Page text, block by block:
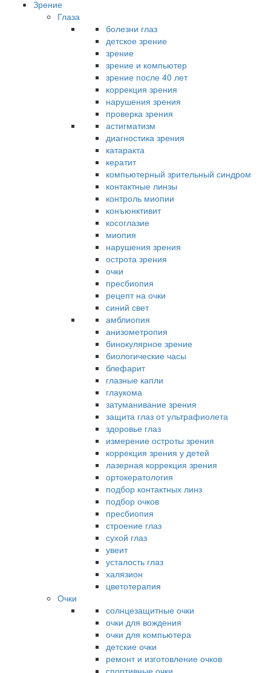
Зрение
Глаза
болезни глаз
детское зрение
зрение
зрение и компьютер
зрение после 40 лет
коррекция зрения
нарушения зрения
проверка зрения
астигматизм
диагностика зрения
катаракта
кератит
компьютерный зрительный синдром
контактные линзы
контроль миопии
конъюнктивит
косоглазие
миопия
нарушения зрения
острота зрения
очки
пресбиопия
рецепт на очки
синий свет
амблиопия
анизометропия
бинокулярное зрение
биологические часы
блефарит
глазные капли
глаукома
затуманивание зрения
защита глаз от ультрафиолета
здоровье глаз
измерение остроты зрения
коррекция зрения у детей
лазерная коррекция зрения
ортокератология
подбор контактных линз
подбор очков
пресбиопия
строение глаз
сухой глаз
увеит
усталость глаз
халязион
цветотерапия
Очки
солнцезащитные очки
очки для вождения
очки для компьютера
детские очки
ремонт и изготовление очков